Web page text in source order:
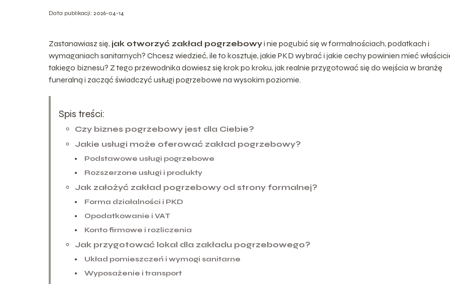
Data publikacji: 2026-04-14
Zastanawiasz się, jak otworzyć zakład pogrzebowyi nie pogubić się w formalnościach, podatkach i
wymaganiach sanitarnych? Chcesz wiedzieć, ile to kosztuje, jakie PKD wybrać i jakie cechy powinien mieć
takiego biznesu? Z tego przewodnika dowiesz się krok po kroku, jak realnie przygotować się do wejścia w branżę
funeralną i zacząć świadczyć usługi pogrzebowe na wysokim poziomie.
Spis treści:
Czy biznes pogrzebowy jest dla Ciebie?
Jakie usługi może oferować zakład pogrzebowy?
Podstawowe usługi pogrzebowe
Rozszerzone usługi i produkty
Jak założyć zakład pogrzebowy od strony formalnej?
Forma działalności i PKD
Opodatkowanie i VAT
Konto firmowe i rozliczenia
Jak przygotować lokal dla zakładu pogrzebowego?
Układ pomieszczeń i wymogi sanitarne
Wyposażenie i transport